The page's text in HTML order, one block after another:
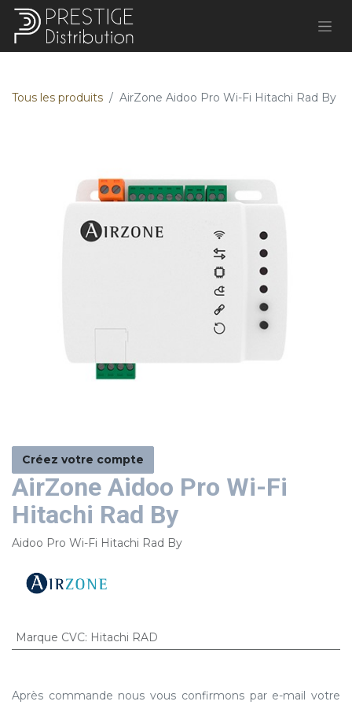
Tous les produits AirZone Aidoo Pro Wi-Fi Hitachi Rad By
Créez votre compte
AirZone Aidoo Pro Wi-Fi
Hitachi Rad By
Aidoo Pro Wi-Fi Hitachi Rad By
Marque CVC: Hitachi RAD
Après commande nous vous confirmons par e-mail votre